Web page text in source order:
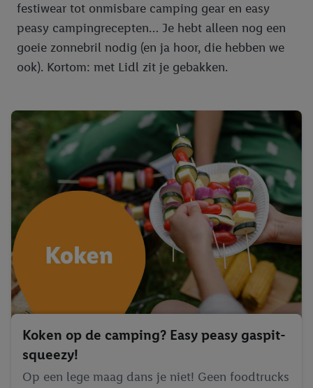
festiwear tot onmisbare camping gear en easy
peasy campingrecepten… Je hebt alleen nog een
goeie zonnebril nodig (en ja hoor, die hebben we
ook). Kortom: met Lidl zit je gebakken.
Koken op de camping? Easy peasy gaspit-
squeezy!
Op een lege maag dans je niet! Geen foodtrucks